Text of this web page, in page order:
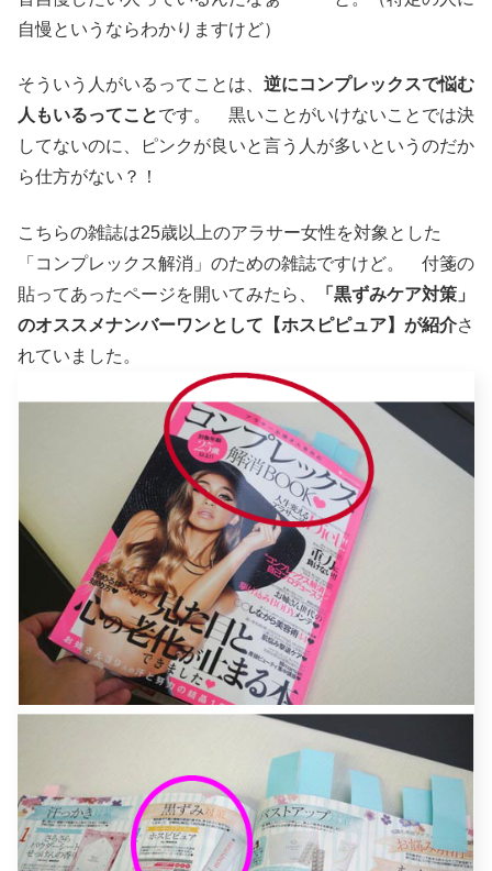
自慢というならわかりますけど）
そういう人がいるってことは、 逆にコンプレックスで悩む
人もいるってことです。 黒いことがいけないことでは決
してないのに、ピンクが良いと言う人が多いというのだか
ら仕方がない？！
こちらの雑誌は25歳以上のアラサー女性を対象とした
「コンプレックス解消」のための雑誌ですけど。 付箋の
貼ってあったページを開いてみたら、
「黒ずみケア対策」
のオススメナンバーワンとして【ホスピピュア】が紹介さ
れていました。